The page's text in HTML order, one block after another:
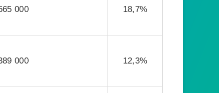
000 18,7%
000 12,3%